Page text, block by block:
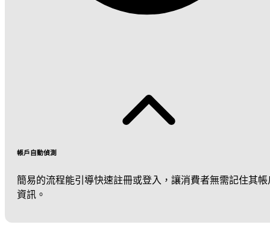
帳戶自動偵測
簡易的流程能引導快速註冊或登入，讓消費者無需記住其帳
資訊。